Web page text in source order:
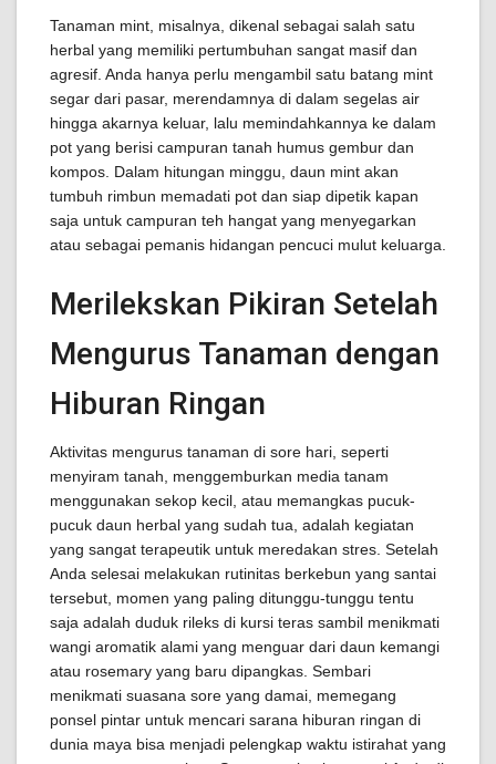
Tanaman mint, misalnya, dikenal sebagai salah satu
herbal yang memiliki pertumbuhan sangat masif dan
agresif. Anda hanya perlu mengambil satu batang mint
segar dari pasar, merendamnya di dalam segelas air
hingga akarnya keluar, lalu memindahkannya ke dalam
pot yang berisi campuran tanah humus gembur dan
kompos. Dalam hitungan minggu, daun mint akan
tumbuh rimbun memadati pot dan siap dipetik kapan
saja untuk campuran teh hangat yang menyegarkan
atau sebagai pemanis hidangan pencuci mulut keluarga.
Merilekskan Pikiran Setelah
Mengurus Tanaman dengan
Hiburan Ringan
Aktivitas mengurus tanaman di sore hari, seperti
menyiram tanah, menggemburkan media tanam
menggunakan sekop kecil, atau memangkas pucuk-
pucuk daun herbal yang sudah tua, adalah kegiatan
yang sangat terapeutik untuk meredakan stres. Setelah
Anda selesai melakukan rutinitas berkebun yang santai
tersebut, momen yang paling ditunggu-tunggu tentu
saja adalah duduk rileks di kursi teras sambil menikmati
wangi aromatik alami yang menguar dari daun kemangi
atau rosemary yang baru dipangkas. Sembari
menikmati suasana sore yang damai, memegang
ponsel pintar untuk mencari sarana hiburan ringan di
dunia maya bisa menjadi pelengkap waktu istirahat yang